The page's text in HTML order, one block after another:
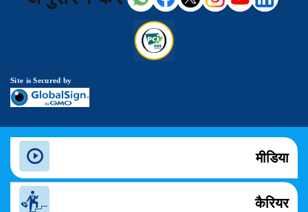
Site is Secured by
मीडिया
कैरियर